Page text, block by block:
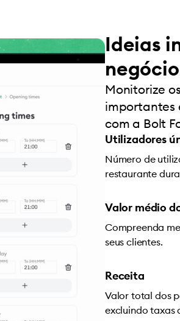
Ideias
Monitorize
importantes
com a Bolt
Utilizadores
Número de
restaurante
Valor médio
Compreenda
seus clientes.
Receita
Valor total dos
excluindo taxas